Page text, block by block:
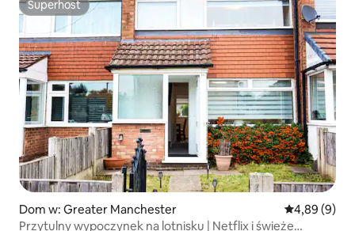
Superhost
Superhost
Dom w: Greater Manchester Średnia
4,89 (9)
Przytulny wypoczynek na lotnisku | Netflix i świeże